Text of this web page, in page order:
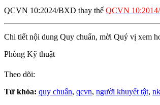
QCVN 10:2024/BXD thay thế QCVN
Chi tiết nội dung Quy chuẩn, mời Quý vị xem
Phòng Kỹ thuật
Theo dõi:
Từ khóa: quy chuẩn, qcvn, người khuyết tật,